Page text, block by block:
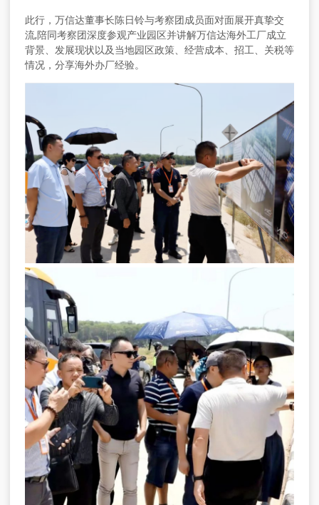
此行，万信达董事长陈日铃与考察团成员面对面展开真挚交
流,陪同考察团深度参观产业园区并讲解万信达海外工厂成立
背景、发展现状以及当地园区政策、经营成本、招工、关税等
情况，分享海外办厂经验。